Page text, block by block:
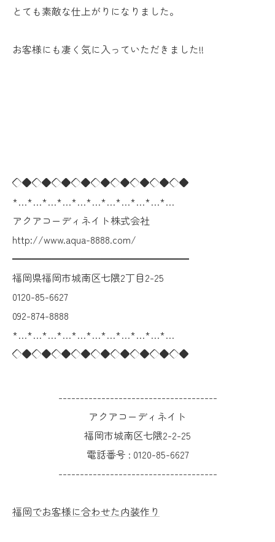
とても素敵な仕上がりになりました。
お客様にも凄く気に入っていただきました!!
◇◆◇◆◇◆◇◆◇◆◇◆◇◆◇◆◇◆
*…*…*…*…*…*…*…*…*…*…*…
アクアコーディネイト株式会社
http://www.aqua-8888.com/
━━━━━━━━━━━━━━━━━━
福岡県福岡市城南区七隈2丁目2-25
0120-85-6627
092-874-8888
*…*…*…*…*…*…*…*…*…*…*…
◇◆◇◆◇◆◇◆◇◆◇◆◇◆◇◆◇◆
-------------------------------------
アクアコーディネイト
福岡市城南区七隈2-2-25
電話番号 : 0120-85-6627
-------------------------------------
福岡でお客様に合わせた内装作り